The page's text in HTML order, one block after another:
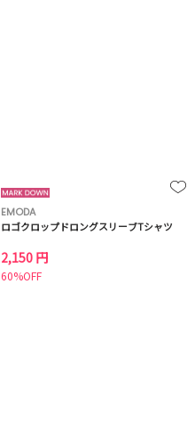
EMODA
ロゴクロップドロングスリーブTシャツ
2,150 円
60%OFF